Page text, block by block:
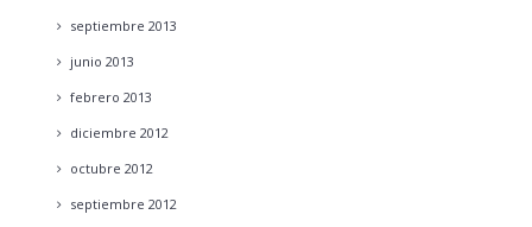
septiembre 2013
junio 2013
febrero 2013
diciembre 2012
octubre 2012
septiembre 2012